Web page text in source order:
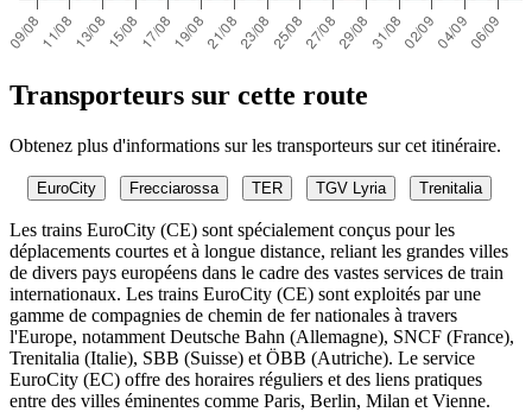
Transporteurs sur cette route
Obtenez plus d'informations sur les transporteurs sur cet itinéraire.
EuroCity Frecciarossa TER TGV Lyria Trenitalia
Les trains EuroCity (CE) sont spécialement conçus pour les
déplacements courtes et à longue distance, reliant les grandes villes
de divers pays européens dans le cadre des vastes services de train
internationaux. Les trains EuroCity (CE) sont exploités par une
gamme de compagnies de chemin de fer nationales à travers
l'Europe, notamment Deutsche Bahn (Allemagne), SNCF (France),
Trenitalia (Italie), SBB (Suisse) et ÖBB (Autriche). Le service
EuroCity (EC) offre des horaires réguliers et des liens pratiques
entre des villes éminentes comme Paris, Berlin, Milan et Vienne.